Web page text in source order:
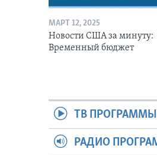
МАРТ 12, 2025
Новости США за минуту:
Временный бюджет
ТВ ПРОГРАММЫ
РАДИО